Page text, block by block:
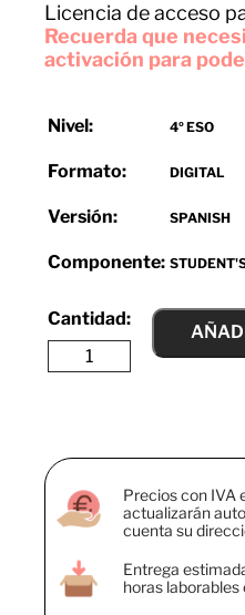
Licencia de acceso
Recuerda que
activación para
Nivel: 4º ESO
Formato: DIGITAL
Versión: SPANISH
Componente:
Precios con IVA
actualizarán
cuenta su
Entrega
horas laborables